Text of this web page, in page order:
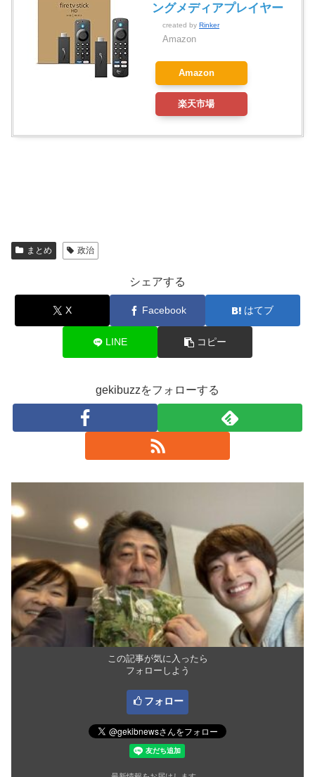
ングメディアプレイヤー
created by Rinker
Amazon
Amazon
楽天市場
まとめ 政治
シェアする
X Facebook はてブ
LINE コピー
gekibuzzをフォローする
この記事が気に入ったら
フォローしよう
フォロー